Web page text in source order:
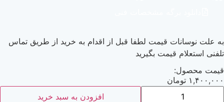
قیمت لطفا قبل از اقدام به خرید از طریق تماس
قیمت بگیرید
افزودن به سبد خرید